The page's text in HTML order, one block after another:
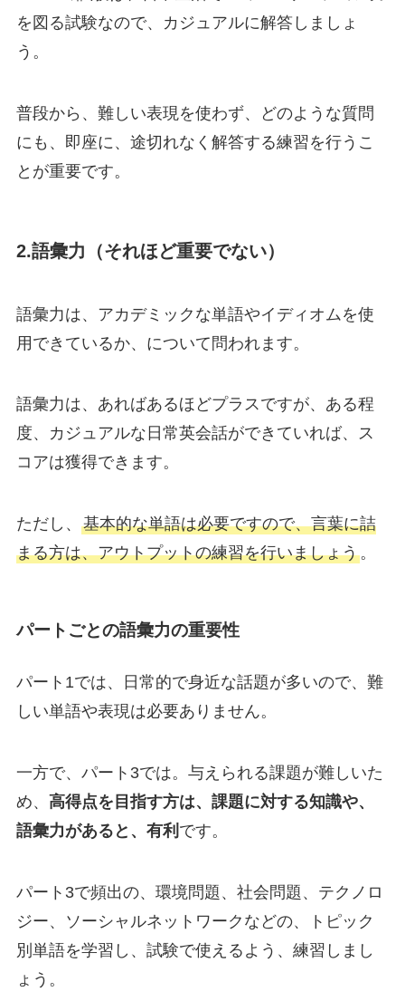
を図る試験なので、カジュアルに解答しましょ
う。
普段から、難しい表現を使わず、どのような質問
にも、即座に、途切れなく解答する練習を行うこ
とが重要です。
2.語彙力（それほど重要でない）
語彙力は、アカデミックな単語やイディオムを使
用できているか、について問われます。
語彙力は、あればあるほどプラスですが、ある程
度、カジュアルな日常英会話ができていれば、ス
コアは獲得できます。
ただし、 基本的な単語は必要ですので、言葉に詰
まる方は、アウトプットの練習を行いましょう。
パートごとの語彙力の重要性
パート1では、日常的で身近な話題が多いので、難
しい単語や表現は必要ありません。
一方で、パート3では。与えられる課題が難しいた
め、 高得点を目指す方は、課題に対する知識や、
語彙力があると、有利 です。
パート3で頻出の、環境問題、社会問題、テクノロ
ジー、ソーシャルネットワークなどの、トピック
別単語を学習し、試験で使えるよう、練習しまし
ょう。